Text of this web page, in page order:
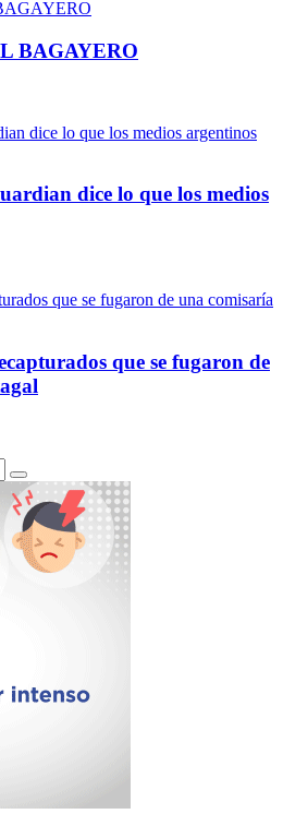
BAGAYERO
dice lo que los medios
que se fugaron de